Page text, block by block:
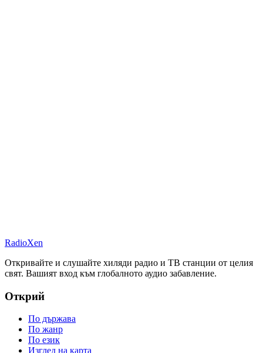
RadioXen
Откривайте и слушайте хиляди радио и ТВ станции от целия
свят. Вашият вход към глобалното аудио забавление.
Открий
По държава
По жанр
По език
Изглед на карта